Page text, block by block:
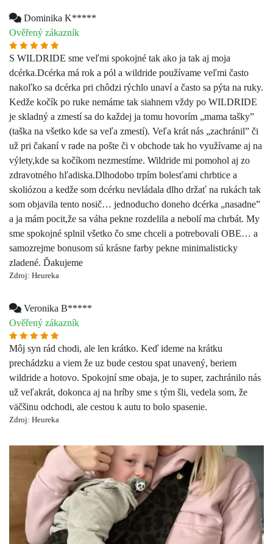
Kedže kočík po ruke nemáme tak siahnem vždy po WILDRIDE
je skladný a zmestí sa do každej ja tomu hovorím „mama tašky”
(taška na všetko kde sa veľa zmestí). Veľa krát nás „zachránil” či
už pri čakaní v rade na pošte či v obchode tak ho využívame aj na
výlety,kde sa kočíkom nezmestíme. Wildride mi pomohol aj zo
zdravotného hľadiska.Dlhodobo trpím bolesťami chrbtice a
skoliózou a kedže som dcérku nevládala dlho držať na rukách tak
som objavila tento nosič… jednoducho doneho dcérka „nasadne”
a ja mám pocit,že sa váha pekne rozdelila a nebolí ma chrbát. My
sme spokojné splnil všetko čo sme chceli a potrebovali OBE… a
samozrejme bonusom sú krásne farby pekne minimalisticky
zladené. Ďakujeme
Zdroj: Heureka
Veronika B*****
Ověřený zákazník
Môj syn rád chodi, ale len krátko. Keď ideme na krátku
prechádzku a viem že uz bude cestou spat unavený, beriem
už veľakrát, dokonca aj na hríby sme s tým šli, vedela som, že
väčšinu odchodi, ale cestou k autu to bolo spasenie.
Zdroj: Heureka